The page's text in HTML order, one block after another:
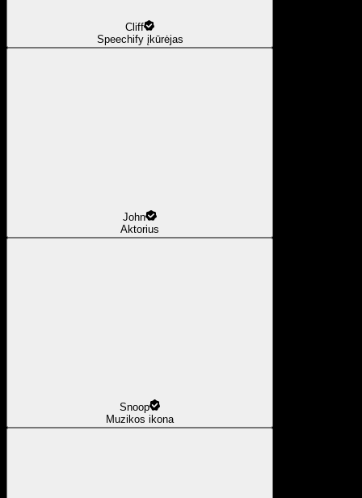
Cliff
Speechify įkūrėjas
John
Aktorius
Snoop
Muzikos ikona